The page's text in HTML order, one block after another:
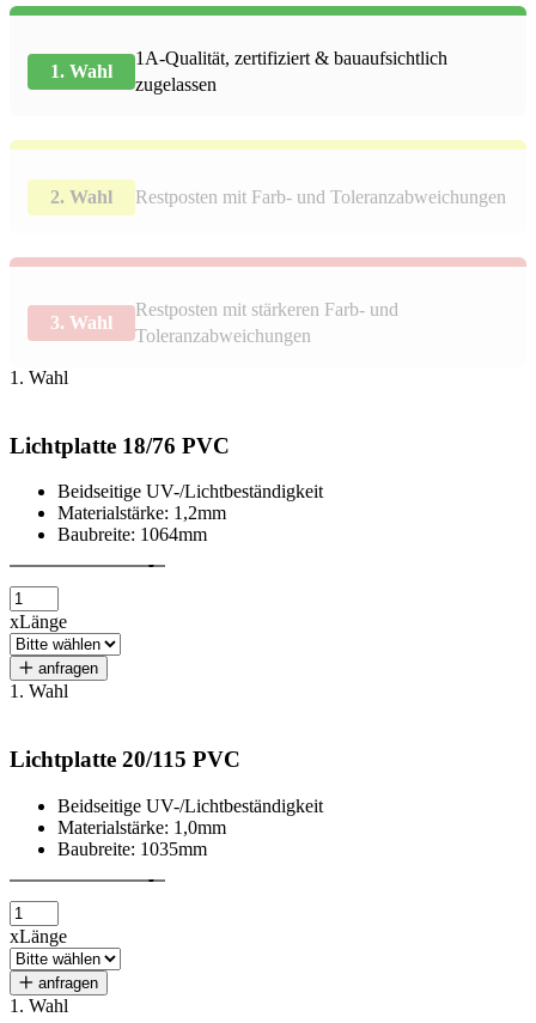
1. Wahl
1A-Qualität, zertifiziert & bauaufsichtlich
zugelassen
2. Wahl Restposten mit Farb- und Toleranzabweichungen
3. Wahl
Restposten mit stärkeren Farb- und
Toleranzabweichungen
1. Wahl
Lichtplatte 18/76 PVC
Beidseitige UV-/Lichtbeständigkeit
Materialstärke: 1,2mm
Baubreite: 1064mm
xLänge
anfragen
1. Wahl
Lichtplatte 20/115 PVC
Beidseitige UV-/Lichtbeständigkeit
Materialstärke: 1,0mm
Baubreite: 1035mm
xLänge
anfragen
1. Wahl